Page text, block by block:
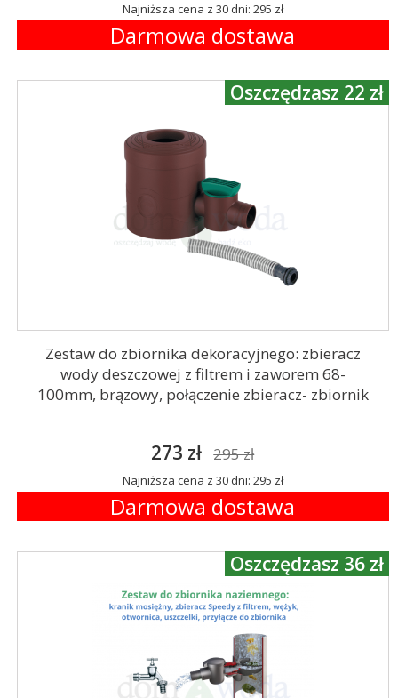
Najniższa cena z 30 dni: 295 zł
Darmowa dostawa
Zestaw do zbiornika dekoracyjnego: zbieracz
wody deszczowej z filtrem i zaworem 68-
100mm, brązowy, połączenie zbieracz- zbiornik
273 zł 295 zł
Najniższa cena z 30 dni: 295 zł
Darmowa dostawa
Oszczędzasz 22 zł
Oszczędzasz 36 zł